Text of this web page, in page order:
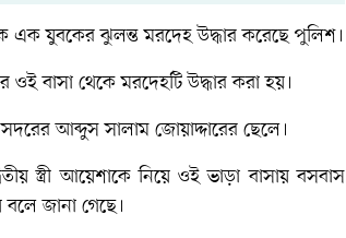
এক যুবকের ঝুলন্ত মরদেহ উদ্ধার করেছে পুলিশ।
ওই বাসা থেকে মরদেহটি উদ্ধার করা হয়।
আব্দুস সালাম জোয়াদ্দারের ছেলে।
স্ত্রী আয়েশাকে নিয়ে ওই ভাড়া বাসায় বসবাস
বলে জানা গেছে।